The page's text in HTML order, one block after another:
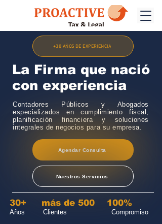
+30 AÑOS DE EXPERIENCIA
La Firma que nació
con experiencia
Contadores Públicos y Abogados
especializados en cumplimiento fiscal,
planificación financiera y soluciones
integrales de negocios para su empresa.
Agendar Consulta
Nuestros Servicios
30+ más de 500 100%
Años Clientes Compromiso